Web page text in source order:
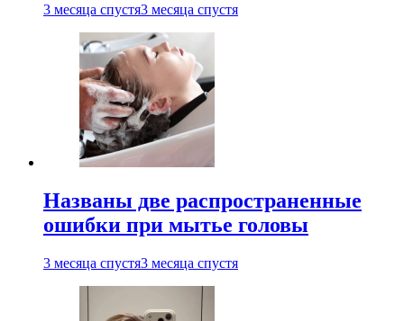
3 месяца спустя3 месяца спустя
Названы две распространенные
ошибки при мытье головы
3 месяца спустя3 месяца спустя